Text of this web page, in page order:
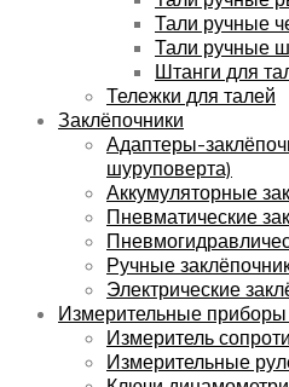
Тали ручные
Тали ручные
Штанги для
Тележки для талей
Заклёпочники
Адаптеры-
шуруповерта)
Аккумуляторные
Пневматические
Ручные
Электрические
Измерительные
Измеритель
Измерительные